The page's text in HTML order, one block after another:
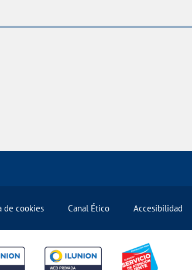
de cookies Canal Ético Accesibilidad